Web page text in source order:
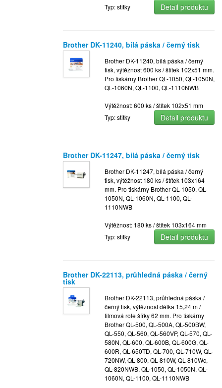
Typ: stitky
Detail produktu
Brother DK-11240, bílá páska / černý tisk
Brother DK-11240, bílá páska / černý
tisk, výtěžnost 600 ks / štítek 102x51 mm.
Pro tiskárny Brother QL-1050, QL-1050N,
QL-1060N, QL-1100, QL-1110NWB
Výtěžnost: 600 ks / štítek 102x51 mm
Typ: stitky
Detail produktu
Brother DK-11247, bílá páska / černý tisk
Brother DK-11247, bílá páska / černý
tisk, výtěžnost 180 ks / štítek 103x164
mm. Pro tiskárny Brother QL-1050, QL-
1050N, QL-1060N, QL-1100, QL-
1110NWB
Výtěžnost: 180 ks / štítek 103x164 mm
Typ: stitky
Detail produktu
Brother DK-22113, průhledná páska / černý
tisk
Brother DK-22113, průhledná páska /
černý tisk, výtěžnost délka 15,24 m /
filmová role šířky 62 mm. Pro tiskárny
Brother QL-500, QL-500A, QL-500BW,
QL-550, QL-560, QL-560VP, QL-570, QL-
580N, QL-600, QL-600B, QL-600G, QL-
600R, QL-650TD, QL-700, QL-710W, QL-
720NW, QL-800, QL-810W, QL-810Wc,
QL-820NWB, QL-1050, QL-1050N, QL-
1060N, QL-1100, QL-1110NWB